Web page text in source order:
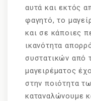
αυτά και εκτός
φαγητό, το
και σε κάποιες
ικανότητα
συστατικών από
μαγειρέματος
στην ποιότητα
καταναλώνουμε